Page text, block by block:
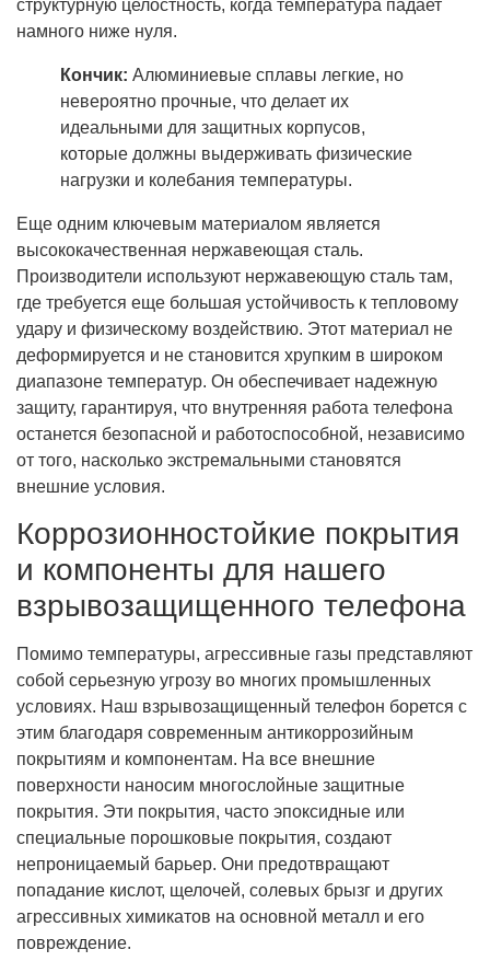
структурную целостность, когда температура падает
намного ниже нуля.
Кончик: Алюминиевые сплавы легкие, но
невероятно прочные, что делает их
идеальными для защитных корпусов,
которые должны выдерживать физические
нагрузки и колебания температуры.
Еще одним ключевым материалом является
высококачественная нержавеющая сталь.
Производители используют нержавеющую сталь там,
где требуется еще большая устойчивость к тепловому
удару и физическому воздействию. Этот материал не
деформируется и не становится хрупким в широком
диапазоне температур. Он обеспечивает надежную
защиту, гарантируя, что внутренняя работа телефона
останется безопасной и работоспособной, независимо
от того, насколько экстремальными становятся
внешние условия.
Коррозионностойкие покрытия
и компоненты для нашего
взрывозащищенного телефона
Помимо температуры, агрессивные газы представляют
собой серьезную угрозу во многих промышленных
условиях. Наш взрывозащищенный телефон борется с
этим благодаря современным антикоррозийным
покрытиям и компонентам. На все внешние
поверхности наносим многослойные защитные
покрытия. Эти покрытия, часто эпоксидные или
специальные порошковые покрытия, создают
непроницаемый барьер. Они предотвращают
попадание кислот, щелочей, солевых брызг и других
агрессивных химикатов на основной металл и его
повреждение.